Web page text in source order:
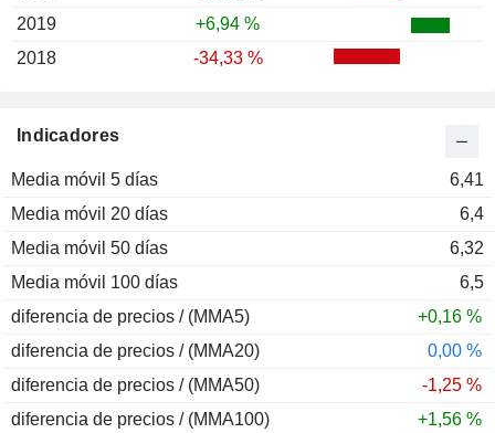
Indicadores
Media móvil 5 días
6,41
Media móvil 20 días
6,4
Media móvil 50 días
6,32
Media móvil 100 días
6,5
diferencia de precios / (MMA5)
+0,16 %
diferencia de precios / (MMA20)
0,00 %
diferencia de precios / (MMA50)
-1,25 %
diferencia de precios / (MMA100)
+1,56 %
2019
+6,94 %
2018
-34,33 %